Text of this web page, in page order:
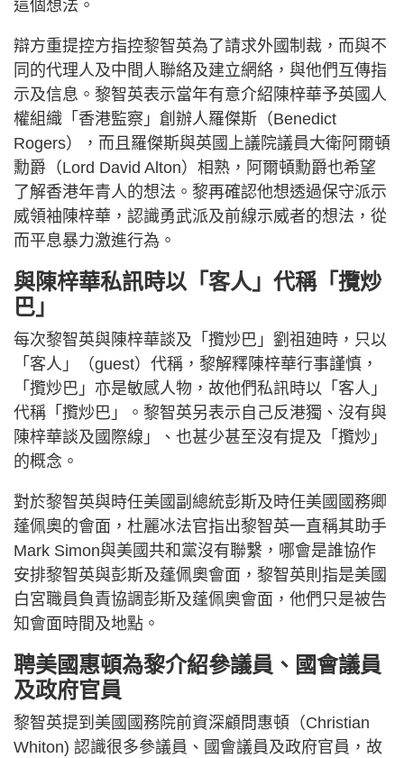
這個想法。
辯方重提控方指控黎智英為了請求外國制裁，而與不
同的代理人及中間人聯絡及建立網絡，與他們互傳指
示及信息。黎智英表示當年有意介紹陳梓華予英國人
權組織「香港監察」創辦人羅傑斯（Benedict
Rogers），而且羅傑斯與英國上議院議員大衛阿爾頓
勳爵（Lord David Alton）相熟，阿爾頓勳爵也希望
了解香港年青人的想法。黎再確認他想透過保守派示
威領袖陳梓華，認識勇武派及前線示威者的想法，從
而平息暴力激進行為。
與陳梓華私訊時以「客人」代稱「攬炒
巴」
每次黎智英與陳梓華談及「攬炒巴」劉祖廸時，只以
「客人」（guest）代稱，黎解釋陳梓華行事謹慎，
「攬炒巴」亦是敏感人物，故他們私訊時以「客人」
代稱「攬炒巴」。黎智英另表示自己反港獨、沒有與
陳梓華談及國際線」、也甚少甚至沒有提及「攬炒」
的概念。
對於黎智英與時任美國副總統彭斯及時任美國國務卿
蓬佩奧的會面，杜麗冰法官指出黎智英一直稱其助手
Mark Simon與美國共和黨沒有聯繫，哪會是誰協作
安排黎智英與彭斯及蓬佩奧會面，黎智英則指是美國
白宮職員負責協調彭斯及蓬佩奧會面，他們只是被告
知會面時間及地點。
聘美國惠頓為黎介紹參議員、國會議員
及政府官員
黎智英提到美國國務院前資深顧問惠頓（Christian
Whiton) 認識很多參議員、國會議員及政府官員，故